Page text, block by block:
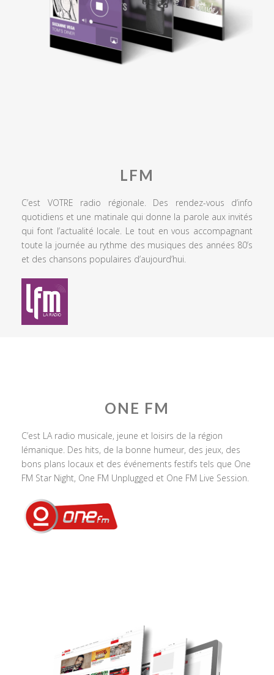
LFM
C’est VOTRE radio régionale. Des rendez-vous d’info
quotidiens et une matinale qui donne la parole aux invités
qui font l’actualité locale. Le tout en vous accompagnant
toute la journée au rythme des musiques des années 80’s
et des chansons populaires d’aujourd’hui.
ONE FM
C’est LA radio musicale, jeune et loisirs de la région
lémanique. Des hits, de la bonne humeur, des jeux, des
bons plans locaux et des événements festifs tels que One
FM Star Night, One FM Unplugged et One FM Live Session.